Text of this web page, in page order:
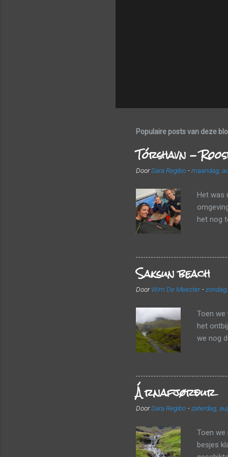
Populaire posts van deze
Tórshavn -
DoorSara Regibo -maandag,
Het was
het nog
vlot door
Saksun beach
DoorWim De Meester -
Toen we
het
we nog
stenen.
bergen
een
konden
Árnafjørður
DoorSara Regibo -zaterdag,
Toen we
besjes